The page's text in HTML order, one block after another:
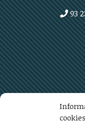
cookies
93
Plaza